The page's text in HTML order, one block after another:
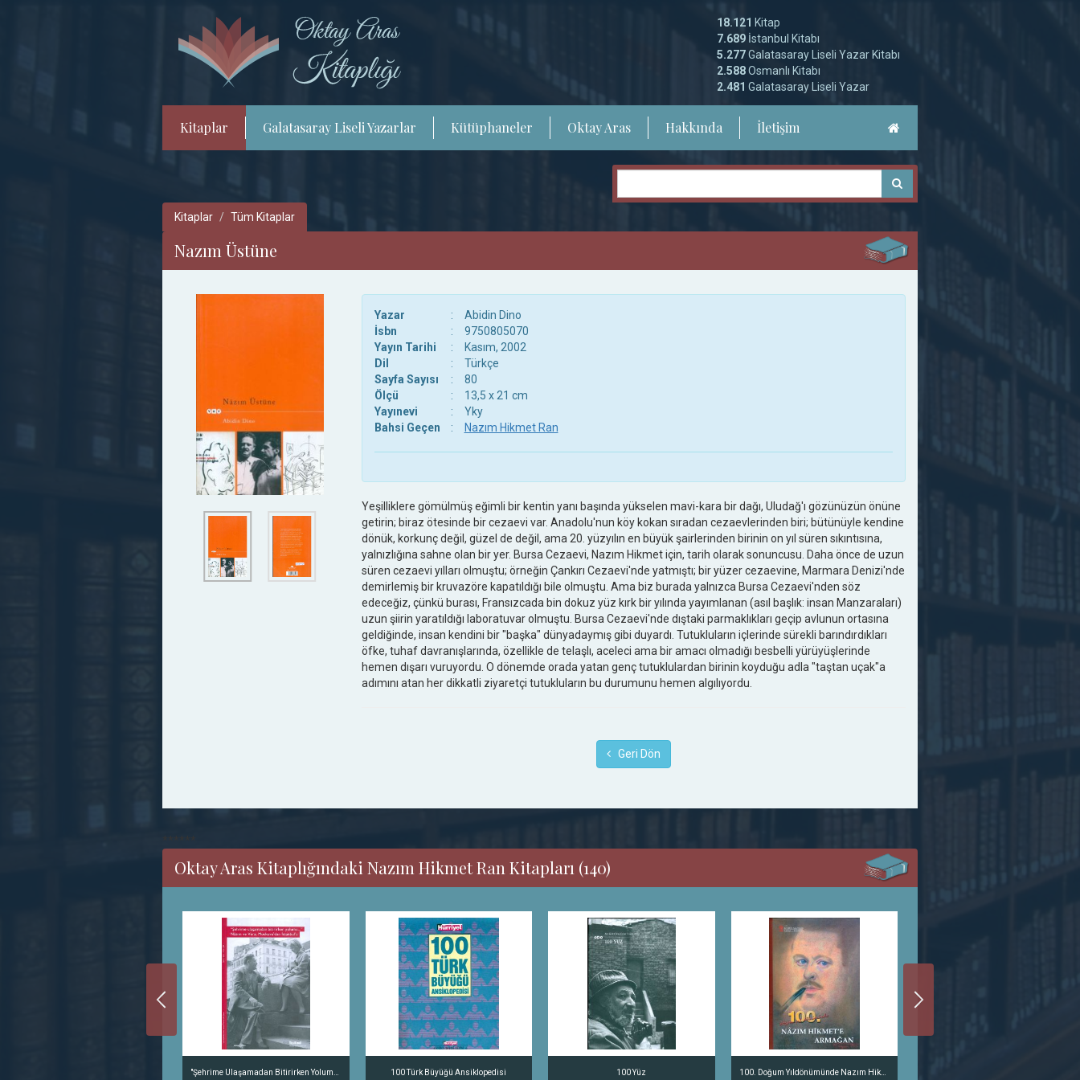
172Kütüphane
92Dünya Kütüphanesi
80İstanbul Kütüphanesi
Kitaplar Galatasaray Liseli Yazarlar Kütüphaneler Oktay Aras Hakkında İletişim
Kitaplar Tüm Kitaplar
Nazım Üstüne
Yazar :
Abidin Dino
İsbn
:
9750805070
Yayın Tarihi
:
Kasım, 2002
Dil
:
Türkçe
Sayfa Sayısı
:
80
Ölçü
:
13,5 x 21 cm
Yayınevi
:
Yky
Bahsi Geçen
: Nazım Hikmet Ran
Yeşilliklere gömülmüş eğimli bir kentin yanı başında yükselen mavi-kara bir dağı, Uludağ'ı gözünüzün önüne
getirin; biraz ötesinde bir cezaevi var. Anadolu'nun köy kokan sıradan cezaevlerinden biri; bütünüyle kendine
dönük, korkunç değil, güzel de değil, ama 20. yüzyılın en büyük şairlerinden birinin on yıl süren sıkıntısına,
yalnızlığına sahne olan bir yer. Bursa Cezaevi, Nazım Hikmet için, tarih olarak sonuncusu. Daha önce de uzun
süren cezaevi yılları olmuştu; örneğin Çankırı Cezaevi'nde yatmıştı; bir yüzer cezaevine, Marmara Denizi'nde
demirlemiş bir kruvazöre kapatıldığı bile olmuştu. Ama biz burada yalnızca Bursa Cezaevi'nden söz
edeceğiz, çünkü burası, Fransızcada bin dokuz yüz kırk bir yılında yayımlanan (asıl başlık: insan Manzaraları)
uzun şiirin yaratıldığı laboratuvar olmuştu. Bursa Cezaevi'nde dıştaki parmaklıkları geçip avlunun ortasına
geldiğinde, insan kendini bir "başka" dünyadaymış gibi duyardı. Tutukluların içlerinde sürekli barındırdıkları
öfke, tuhaf davranışlarında, özellikle de telaşlı, aceleci ama bir amacı olmadığı besbelli yürüyüşlerinde
hemen dışarı vuruyordu. O dönemde orada yatan genç tutuklulardan birinin koyduğu adla "taştan uçak"a
adımını atan her dikkatli ziyaretçi tutukluların bu durumunu hemen algılıyordu.
Geri Dön
Oktay Aras Kitaplığındaki Nazım Hikmet Ran Kitapları (140)
100 Türk Büyüğü Ansiklopedisi 100 Yüz 100. Doğum Yıldönümünde Nazım Hikmet'e Armağan